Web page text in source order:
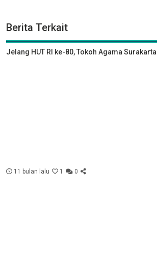
Berita Terkait
Jelang HUT RI ke-80, Tokoh Agama
11 bulan lalu 1 0